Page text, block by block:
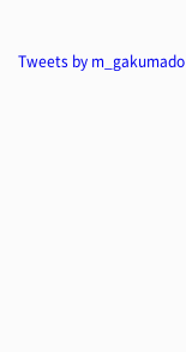
Tweets by m_gakumado